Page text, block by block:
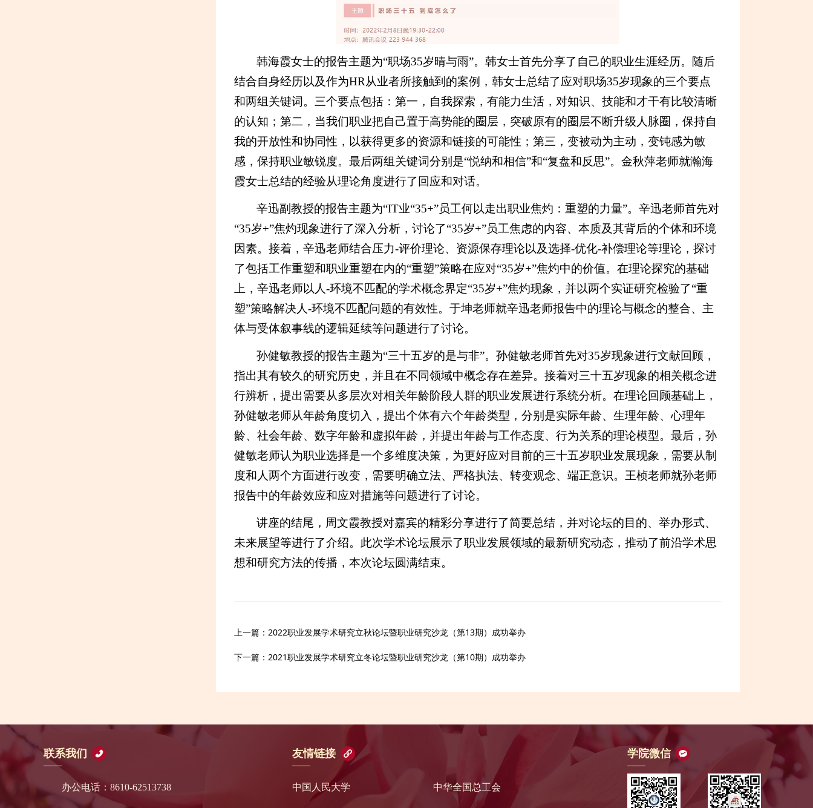
韩海霞女士的报告主题为“职场35岁晴与雨”。韩女士首先分享了自己的职业生涯经历。随后
结合自身经历以及作为HR从业者所接触到的案例，韩女士总结了应对职场35岁现象的三个要点
和两组关键词。三个要点包括：第一，自我探索，有能力生活，对知识、技能和才干有比较清晰
的认知；第二，当我们职业把自己置于高势能的圈层，突破原有的圈层不断升级人脉圈，保持自
我的开放性和协同性，以获得更多的资源和链接的可能性；第三，变被动为主动，变钝感为敏
感，保持职业敏锐度。最后两组关键词分别是“悦纳和相信”和“复盘和反思”。金秋萍老师就瀚海
霞女士总结的经验从理论角度进行了回应和对话。
辛迅副教授的报告主题为“IT业“35+”员工何以走出职业焦灼：重塑的力量”。辛迅老师首先对
“35岁+”焦灼现象进行了深入分析，讨论了“35岁+”员工焦虑的内容、本质及其背后的个体和环境
因素。接着，辛迅老师结合压力-评价理论、资源保存理论以及选择-优化-补偿理论等理论，探讨
了包括工作重塑和职业重塑在内的“重塑”策略在应对“35岁+”焦灼中的价值。在理论探究的基础
上，辛迅老师以人-环境不匹配的学术概念界定“35岁+”焦灼现象，并以两个实证研究检验了“重
塑”策略解决人-环境不匹配问题的有效性。于坤老师就辛迅老师报告中的理论与概念的整合、主
体与受体叙事线的逻辑延续等问题进行了讨论。
孙健敏教授的报告主题为“三十五岁的是与非”。孙健敏老师首先对35岁现象进行文献回顾，
指出其有较久的研究历史，并且在不同领域中概念存在差异。接着对三十五岁现象的相关概念进
行辨析，提出需要从多层次对相关年龄阶段人群的职业发展进行系统分析。在理论回顾基础上，
孙健敏老师从年龄角度切入，提出个体有六个年龄类型，分别是实际年龄、生理年龄、心理年
龄、社会年龄、数字年龄和虚拟年龄，并提出年龄与工作态度、行为关系的理论模型。最后，孙
健敏老师认为职业选择是一个多维度决策，为更好应对目前的三十五岁职业发展现象，需要从制
度和人两个方面进行改变，需要明确立法、严格执法、转变观念、端正意识。王桢老师就孙老师
报告中的年龄效应和应对措施等问题进行了讨论。
讲座的结尾，周文霞教授对嘉宾的精彩分享进行了简要总结，并对论坛的目的、举办形式、
未来展望等进行了介绍。此次学术论坛展示了职业发展领域的最新研究动态，推动了前沿学术思
想和研究方法的传播，本次论坛圆满结束。
上一篇： 2022职业发展学术研究立秋论坛暨职业研究沙龙（第13期）成功举办
下一篇： 2021职业发展学术研究立冬论坛暨职业研究沙龙（第10期）成功举办
联系我们
办公电话：8610-62513738
友情链接
中国人民大学 中华全国总工会
学院微信